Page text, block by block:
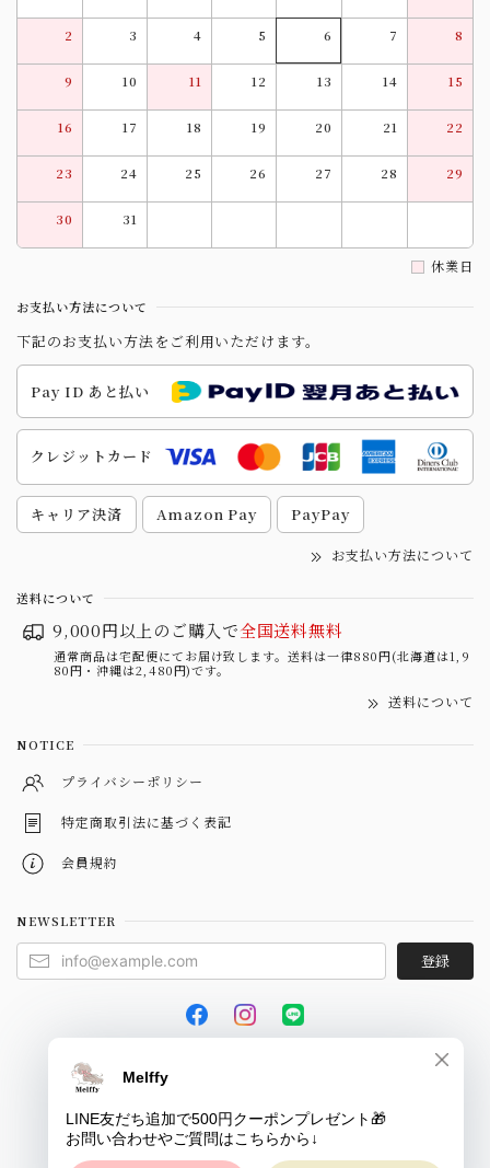
2 3 4 5 6 7 8
9 10 11 12 13 14 15
16 17 18 19 20 21 22
23 24 25 26 27 28 29
30 31
休業日
お支払い方法について
下記のお支払い方法をご利用いただけます。
Pay ID あと払い
クレジットカード
キャリア決済 Amazon Pay PayPay
お支払い方法について
送料について
9,000円以上のご購入で全国送料無料
通常商品は宅配便にてお届け致します。送料は一律880円(北海道は1,9
80円・沖縄は2,480円)です。
送料について
NOTICE
プライバシーポリシー
特定商取引法に基づく表記
会員規約
NEWSLETTER
登録